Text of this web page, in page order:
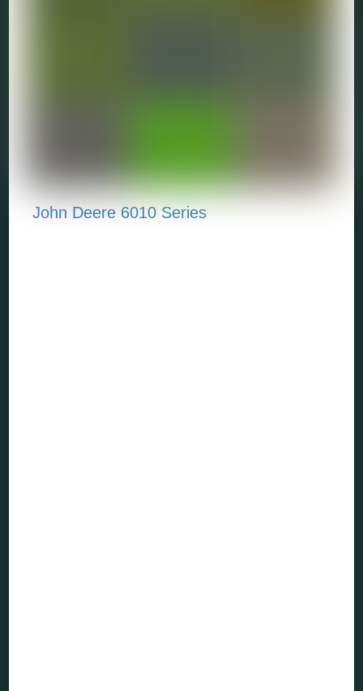
John Deere 6010 Series